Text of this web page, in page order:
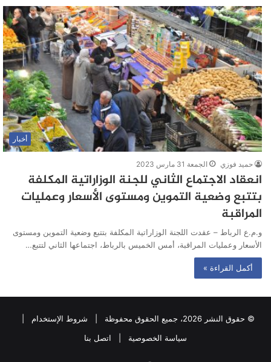
أخبار
حميد فوزي الجمعة 31 مارس 2023
انعقاد الاجتماع الثاني للجنة الوزاراتية المكلفة
بتتبع وضعية التموين ومستوى الأسعار وعمليات
المراقبة
و.م.ع الرباط – عقدت اللجنة الوزاراتية المكلفة بتتبع وضعية التموين ومستوى
الأسعار وعمليات المراقبة، أمس الخميس بالرباط، اجتماعها الثاني لتتبع…
أكمل القراءة »
© حقوق النشر 2026، جميع الحقوق محفوظة | شروط الإستخدام
سياسة الخصوصية
اتصل بنا